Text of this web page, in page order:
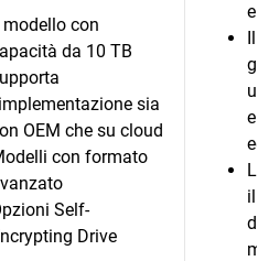
modello con
da 10 TB
sia
OEM che su cloud
con formato
Self-
Drive